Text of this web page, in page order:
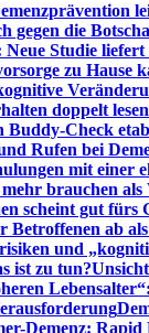
gegen die
Studie
zu Hause
doppelt lesen
Buddy-Check
Rufen bei
mit einer
brauchen als
scheint gut fürs
ab
und
ist zu tun?
Demenz: